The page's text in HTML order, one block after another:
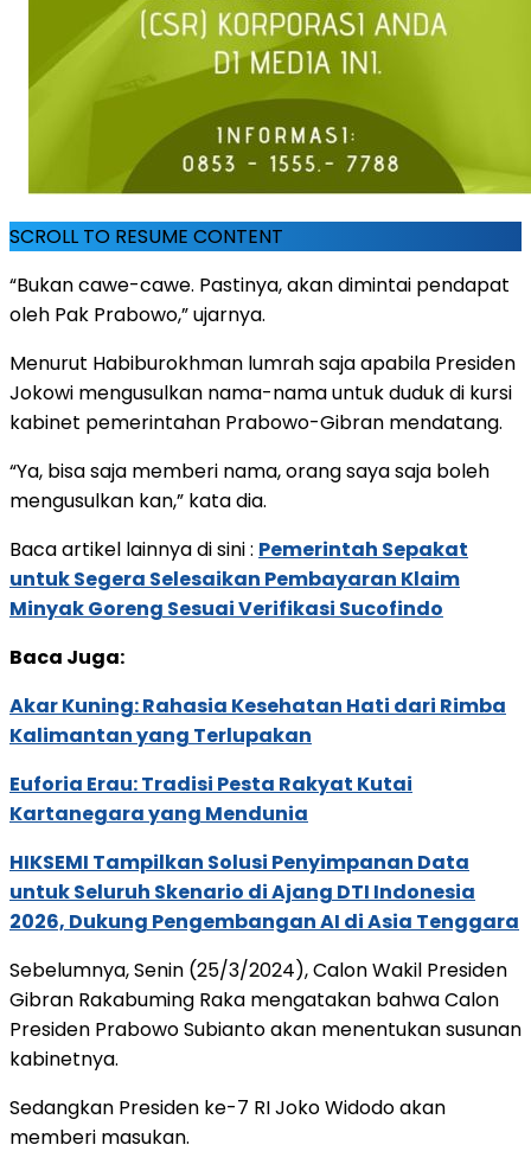
SCROLL TO RESUME CONTENT
“Bukan cawe-cawe. Pastinya, akan dimintai pendapat
oleh Pak Prabowo,” ujarnya.
Menurut Habiburokhman lumrah saja apabila Presiden
Jokowi mengusulkan nama-nama untuk duduk di kursi
kabinet pemerintahan Prabowo-Gibran mendatang.
“Ya, bisa saja memberi nama, orang saya saja boleh
mengusulkan kan,” kata dia.
Baca artikel lainnya di sini : Pemerintah Sepakat
untuk Segera Selesaikan Pembayaran Klaim
Minyak Goreng Sesuai Verifikasi Sucofindo
Baca Juga:
Akar Kuning: Rahasia Kesehatan Hati dari Rimba
Kalimantan yang Terlupakan
Euforia Erau: Tradisi Pesta Rakyat Kutai
Kartanegara yang Mendunia
HIKSEMI Tampilkan Solusi Penyimpanan Data
untuk Seluruh Skenario di Ajang DTI Indonesia
2026, Dukung Pengembangan AI di Asia Tenggara
Sebelumnya, Senin (25/3/2024), Calon Wakil Presiden
Gibran Rakabuming Raka mengatakan bahwa Calon
Presiden Prabowo Subianto akan menentukan susunan
kabinetnya.
Sedangkan Presiden ke-7 RI Joko Widodo akan
memberi masukan.